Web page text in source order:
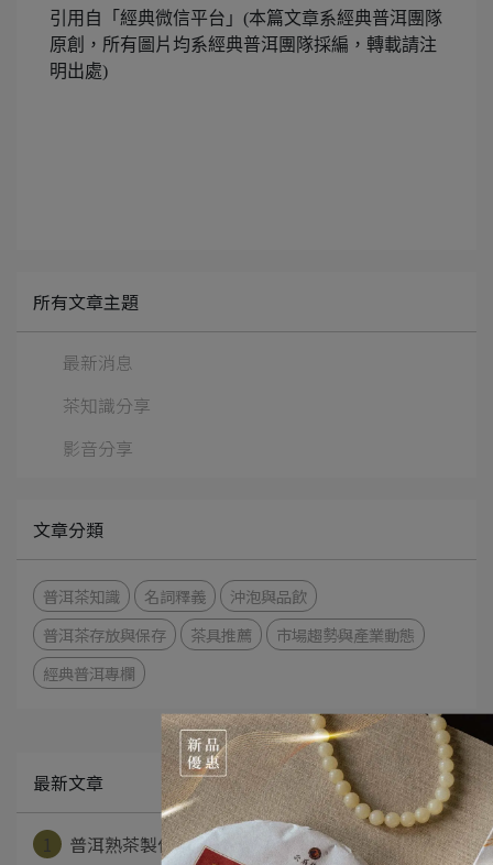
引用自「經典微信平台」(本篇文章系經典普洱團隊
原創，所有圖片均系經典普洱團隊採編，轉載請注
明出處)
所有文章主題
最新消息
茶知識分享
影音分享
文章分類
普洱茶知識 名詞釋義
沖泡與品飲
普洱茶存放與保存
茶具推薦
市場趨勢與產業動態
經典普洱專欄
最新文章
普洱熟茶製作工藝